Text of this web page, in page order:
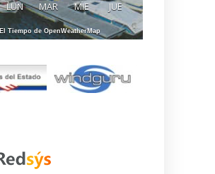
LUN MAR MIE JUE
El Tiempo de OpenWeatherMap